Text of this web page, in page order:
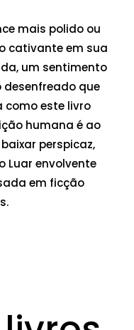
mais polido ou
cativante em sua
um sentimento
desenfreado que
como este livro
humana é ao
perspicaz,
Luar envolvente
em ficção